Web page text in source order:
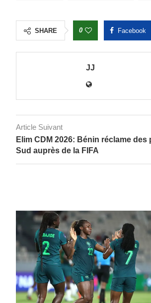
SHARE 0 Facebook
JJ
Article Suivant
Elim CDM 2026: Bénin réclame des
Sud auprès de la FIFA